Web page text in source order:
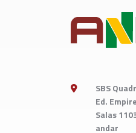
SBS
Ed.
Salas
andar